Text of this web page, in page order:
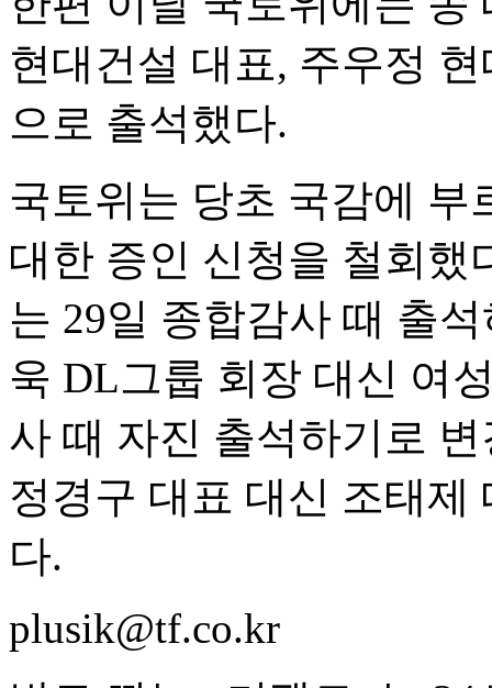
현대건설 대표, 주우정
으로 출석했다.
국토위는 당초 국감에 부
대한 증인 신청을 철회했
는 29일 종합감사 때 출
욱 DL그룹 회장 대신 여
사 때 자진 출석하기로
정경구 대표 대신 조태제
다.
plusik@tf.co.kr